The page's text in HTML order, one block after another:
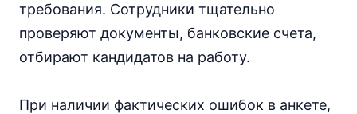
требования. Сотрудники тщательно
проверяют документы, банковские счета,
отбирают кандидатов на работу.
При наличии фактических ошибок в анкете,